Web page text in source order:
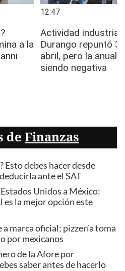
de Finanzas
Esto debes hacer desde
ante el SAT
Unidos a México:
es la mejor opción este
a marca oficial; pizzería toma
por mexicanos
de la Afore por
saber antes de hacerlo